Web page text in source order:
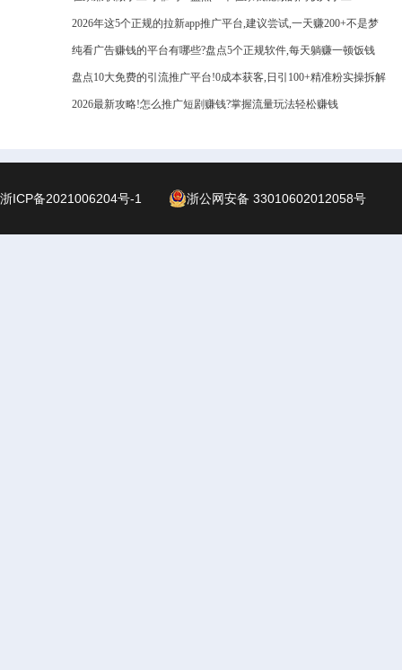
2026年这5个正规的拉新app推广平台,建议尝试,一天赚200+不是梦
纯看广告赚钱的平台有哪些?盘点5个正规软件,每天躺赚一顿饭钱
盘点10大免费的引流推广平台!0成本获客,日引100+精准粉实操拆解
2026最新攻略!怎么推广短剧赚钱?掌握流量玩法轻松赚钱
浙ICP备2021006204号-1 浙公网安备 33010602012058号